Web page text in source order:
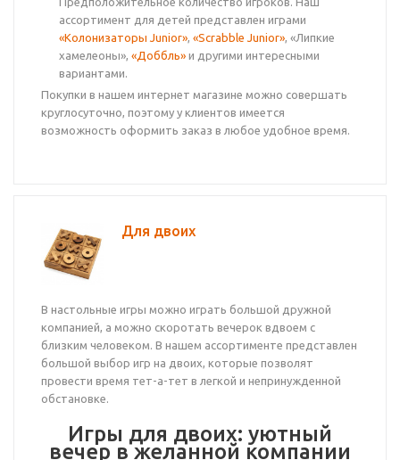
ассортимент для детей представлен играми
«Колонизаторы Junior», «Scrabble Junior», «Липкие
хамелеоны», «Доббль» и другими интересными
вариантами.
Покупки в нашем интернет магазине можно совершать
круглосуточно, поэтому у клиентов имеется
возможность оформить заказ в любое удобное время.
Для двоих
В настольные игры можно играть большой дружной
компанией, а можно скоротать вечерок вдвоем с
близким человеком. В нашем ассортименте представлен
большой выбор игр на двоих, которые позволят
провести время тет-а-тет в легкой и непринужденной
обстановке.
Игры для двоих: уютный
вечер в желанной компании